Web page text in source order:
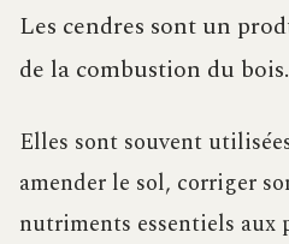
Les cendres sont un
de la combustion du bois.
Elles sont souvent
amender le sol, corriger
nutriments essentiels aux